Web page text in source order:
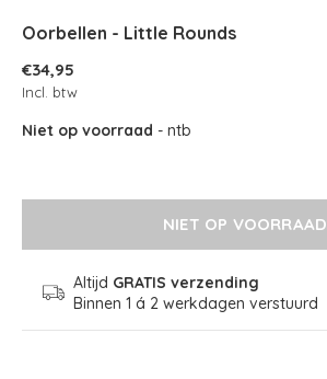
Oorbellen - Little Rounds
€34,95
Incl. btw
Niet op voorraad - ntb
NIET OP VOORRAAD
Altijd GRATIS verzending
Binnen 1 á 2 werkdagen verstuurd